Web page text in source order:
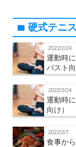
folder 硬式テニス
2022/2/24
運動時
バスト向
2022/2/24
運動時
向け）
2022/2/7
食事か